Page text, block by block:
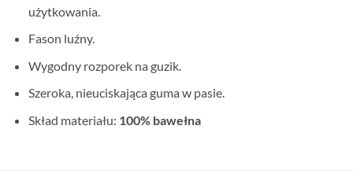
użytkowania.
Fason luźny.
Wygodny rozporek na guzik.
Szeroka, nieuciskająca guma w pasie.
Skład materiału: 100% bawełna